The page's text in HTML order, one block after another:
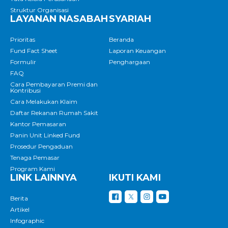
Struktur Organisasi
LAYANAN NASABAH
Prioritas
Fund Fact Sheet
Formulir
FAQ
Cara Pembayaran Premi dan
Kontribusi
Cara Melakukan Klaim
Daftar Rekanan Rumah Sakit
Kantor Pemasaran
Panin Unit Linked Fund
Prosedur Pengaduan
Tenaga Pemasar
Program Kami
SYARIAH
Beranda
Laporan Keuangan
Penghargaan
LINK LAINNYA
Berita
Artikel
Infographic
IKUTI KAMI